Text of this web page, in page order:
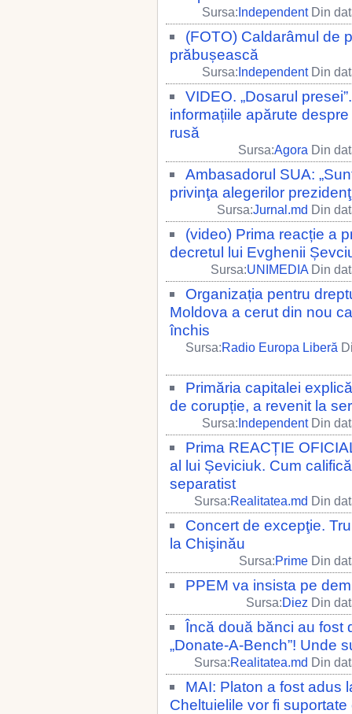
Sursa:IndependentDin
(FOTO) Caldarâmul de
prăbușească
Sursa:IndependentDin
VIDEO. „Dosarul
informațiile apărute
rusă
Sursa:Agora Din
​Ambasadorul SUA:
privinţa alegerilor
Sursa:Jurnal.md Din
(video) Prima reacție a
decretul lui Evghenii
Sursa:UNIMEDIA Din
Organizația pentru
Moldova a cerut din nou
închis
Sursa:Radio Europa Liberă
Primăria capitalei
de corupție, a revenit la
Sursa:IndependentDin
Prima REACȚIE
al lui Șeviciuk. Cum
separatist
Sursa:Realitatea.md Din
Concert de excepţie.
la Chişinău
Sursa:Prime Din
PPEM va insista pe
Sursa:Diez Din
Încă două bănci au fost
„Donate-A-Bench”! Unde
Sursa:Realitatea.md Din
MAI: Platon a fost adus
Cheltuielile vor fi suportate